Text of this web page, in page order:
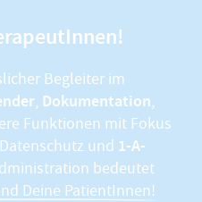
Begleiter im
, Dokumentation,
Funktionen mit Fokus
und 1-A-
bedeutet
Deine PatientInnen!